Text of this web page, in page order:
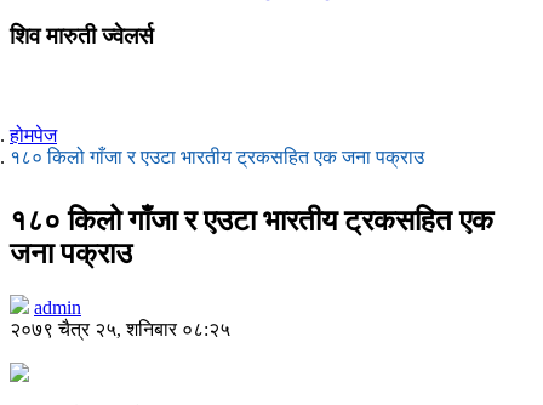
शिव मारुती ज्वेलर्स
होमपेज
१८० किलो गाँजा र एउटा भारतीय ट्रकसहित एक जना पक्राउ
१८० किलो गाँजा र एउटा भारतीय ट्रकसहित एक
जना पक्राउ
admin
२०७९ चैत्र २५, शनिबार ०८:२५